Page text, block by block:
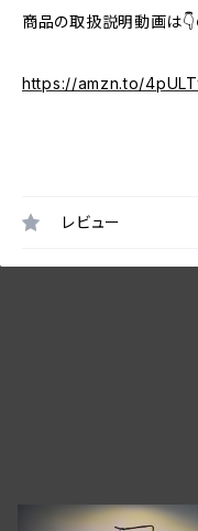
商品の取扱説明動画は👇
https://amzn.to/
レビュー